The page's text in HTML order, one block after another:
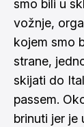
smo bili u
vožnje,
kojem smo
strane,
skijati do
passem.
brinuti jer je